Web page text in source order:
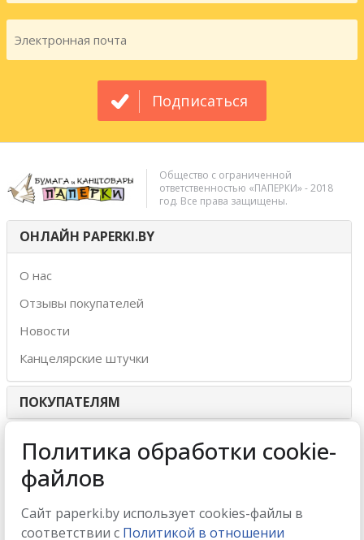
Подписаться
Общество с ограниченной
ответственностью «ПАПЕРКИ» - 2018
год. Все права защищены.
ОНЛАЙН PAPERKI.BY
О нас
Отзывы покупателей
Новости
Канцелярские штучки
ПОКУПАТЕЛЯМ
ИНТЕРНЕТ-МАГАЗИН
МЫ ПРИНИМАЕМ
Политика обработки cookie-
файлов
Сайт paperki.by использует cookies-файлы в
соответствии с Политикой в отношении